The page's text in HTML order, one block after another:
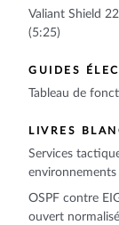
Valiant Shield
(5:25)
GUIDES
Tableau de
LIVRES
Services
environnements
OSPF contre
ouvert